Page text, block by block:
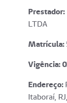
Prestador:
LTDA
Matrícula:
Vigência:
Endereço:
Itaboraí,